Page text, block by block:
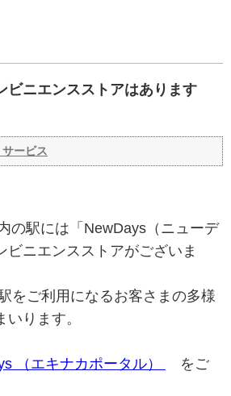
ビニエンスストアはあります
ービス
の駅には「NewDays（ニューデ
ビニエンスストアがございま
をご利用になるお客さまの多様
ります。
（エキナカポータル）
をご